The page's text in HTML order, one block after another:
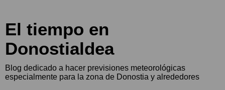
El tiempo en
Donostialdea
Blog dedicado a hacer previsiones meteorológicas
especialmente para la zona de Donostia y alrededores